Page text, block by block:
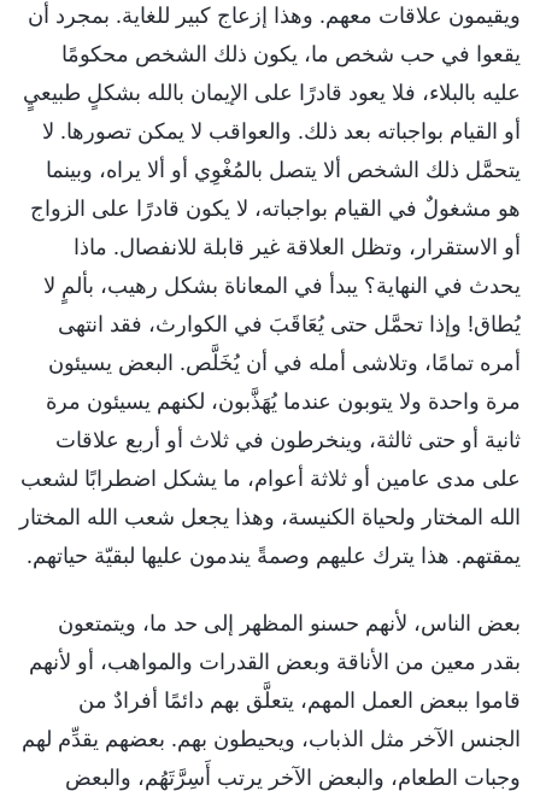
ويقيمون علاقات معهم. وهذا إزعاج كبير للغاية. بمجرد أن
يقعوا في حب شخص ما، يكون ذلك الشخص محكومًا
عليه بالبلاء، فلا يعود قادرًا على الإيمان بالله بشكلٍ طبيعيٍ
أو القيام بواجباته بعد ذلك. والعواقب لا يمكن تصورها. لا
يتحمَّل ذلك الشخص ألا يتصل بالمُغْوِي أو ألا يراه، وبينما
هو مشغولٌ في القيام بواجباته، لا يكون قادرًا على الزواج
أو الاستقرار، وتظل العلاقة غير قابلة للانفصال. ماذا
يحدث في النهاية؟ يبدأ في المعاناة بشكل رهيب، بألمٍ لا
يُطاق! وإذا تحمَّل حتى يُعَاقَبَ في الكوارث، فقد انتهى
أمره تمامًا، وتلاشى أمله في أن يُخَلَّص. البعض يسيئون
مرة واحدة ولا يتوبون عندما يُهَذَّبون، لكنهم يسيئون مرة
ثانية أو حتى ثالثة، وينخرطون في ثلاث أو أربع علاقات
على مدى عامين أو ثلاثة أعوام، ما يشكل اضطرابًا لشعب
الله المختار ولحياة الكنيسة، وهذا يجعل شعب الله المختار
يمقتهم. هذا يترك عليهم وصمةً يندمون عليها لبقيّة حياتهم.
بعض الناس، لأنهم حسنو المظهر إلى حد ما، ويتمتعون
بقدر معين من الأناقة وبعض القدرات والمواهب، أو لأنهم
قاموا ببعض العمل المهم، يتعلَّق بهم دائمًا أفرادٌ من
الجنس الآخر مثل الذباب، ويحيطون بهم. بعضهم يقدِّم لهم
وجبات الطعام، والبعض الآخر يرتب أَسِرَّتَهُم، والبعض